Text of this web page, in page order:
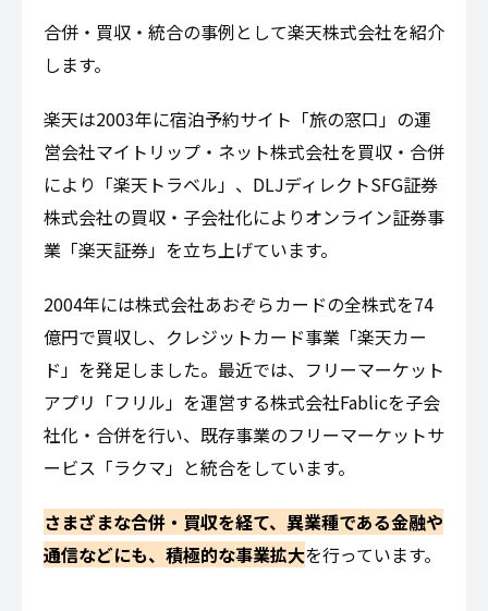
合併・買収・統合の事例として楽天株式会社を紹介
します。
楽天は2003年に宿泊予約サイト「旅の窓口」の運
営会社マイトリップ・ネット株式会社を買収・合併
により「楽天トラベル」、DLJディレクトSFG証券
株式会社の買収・子会社化によりオンライン証券事
業「楽天証券」を立ち上げています。
2004年には株式会社あおぞらカードの全株式を74
億円で買収し、クレジットカード事業「楽天カー
ド」を発足しました。最近では、フリーマーケット
アプリ「フリル」を運営する株式会社Fablicを子会
社化・合併を行い、既存事業のフリーマーケットサ
ービス「ラクマ」と統合をしています。
さまざまな合併・買収を経て、異業種である金融や
通信などにも、積極的な事業拡大を行っています。